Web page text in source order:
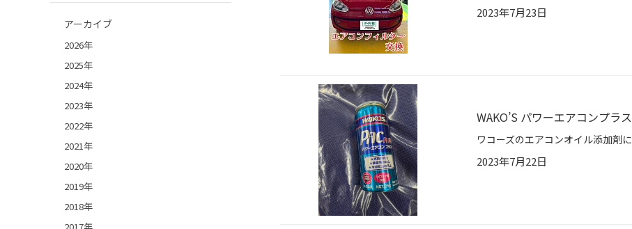
2023年7月23日
WAKO’S パワーエアコンプラス
2023年7月22日
アーカイブ
2026年
2025年
2024年
2023年
2022年
2021年
2020年
2019年
2018年